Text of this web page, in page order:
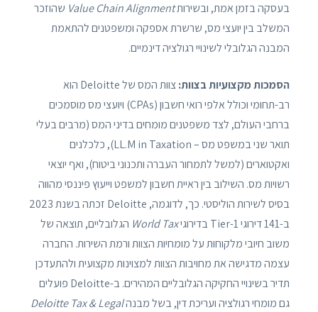
בעסקה בזמן אמת, ובשירותValue Chain Alignment שהוזכר
המשלב בין יועצי מס, שרשרת אספקה ומשפטנים להתאמת
המבנה הגלובלי לשינויי רגולציה דינמיים.
הסמכות מקצועיות בצוות:
צוות המס של Deloitte הוא
רב-תחומי וכולל אלפי רואי חשבון (CPAs) ויועצי מס מוסמכים
ברחבי העולם, לצד משפטנים מומחים בדיני המס (מרבים בעלי
תואר שני במשפט מס – LL.M in Taxation), כלכלנים
ואקטוארים (למשל לתמחור העברה ותכנוני ביטוח), ואף יוצאי
רשויות מס. השילוב בין ראיית חשבון למשפט וייעוץ פיננסי מהווה
בסיס לשירות הוליסטי. כך, לדוגמה, Deloitte זכתה בשנת 2023
ב-141 דירוגי Tier-1 בדירוגי
World Tax הגלובליים, תוצאה של
משוב חיובי מלקוחות על מומחיות הצוות ורמת השירות. החברה
עצמה מדגישה את מחויבות הצוות למצוינות מקצועית ולהתעדכן
תדיר בשינויי החקיקה הגלובליים המהירים. ב-Deloitte פועלים
גם מומחי רגולציה ועריכת דין, בשל מבנהDeloitte Tax & Legal